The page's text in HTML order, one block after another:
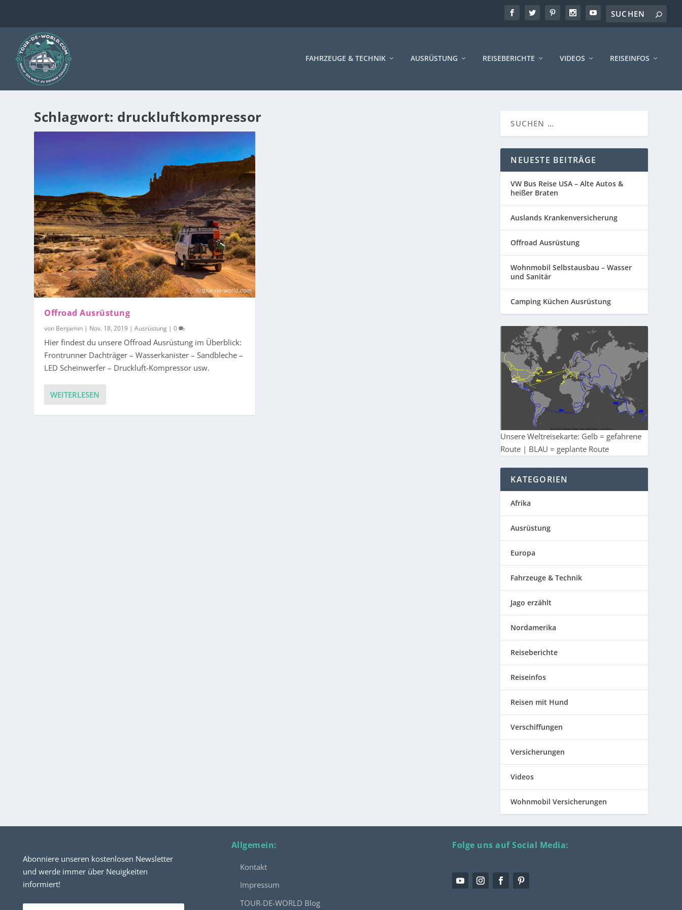
FAHRZEUGE & TECHNIK AUSRÜSTUNG REISEBERICHTE VIDEOS REISEINFOS
Schlagwort: druckluftkompressor
Offroad Ausrüstung
von Benjamin | Nov. 18, 2019 |Ausrüstung |0
Hier findest du unsere Offroad Ausrüstung im Überblick:
Frontrunner Dachträger – Wasserkanister – Sandbleche –
LED Scheinwerfer – Druckluft-Kompressor usw.
WEITERLESEN
NEUESTE BEITRÄGE
VW Bus Reise USA – Alte Autos &
heißer Braten
Auslands Krankenversicherung
Offroad Ausrüstung
Wohnmobil Selbstausbau – Wasser
und Sanitär
Camping Küchen Ausrüstung
Unsere Weltreisekarte: Gelb = gefahrene
Route | BLAU = geplante Route
KATEGORIEN
Afrika
Ausrüstung
Europa
Fahrzeuge & Technik
Jago erzählt
Nordamerika
Reiseberichte
Reiseinfos
Reisen mit Hund
Verschiffungen
Versicherungen
Videos
Wohnmobil Versicherungen
Abonniere unseren kostenlosen Newsletter
und werde immer über Neuigkeiten
informiert!
Allgemein:
Kontakt
Impressum
TOUR-DE-WORLD Blog
Folge uns auf Social Media: